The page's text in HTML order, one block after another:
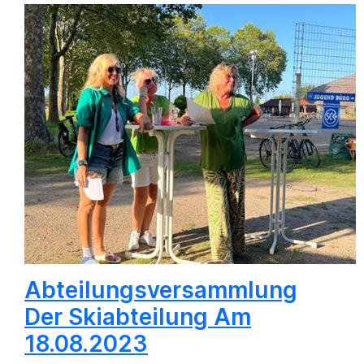
Abteilungsversammlung
Der Skiabteilung Am
18.08.2023